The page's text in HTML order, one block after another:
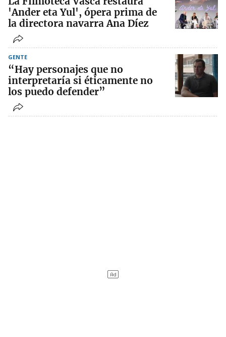
'Ander eta Yul', ópera prima de
la directora navarra Ana Díez
GENTE
“Hay personajes que no
interpretaría si éticamente no
los puedo defender”